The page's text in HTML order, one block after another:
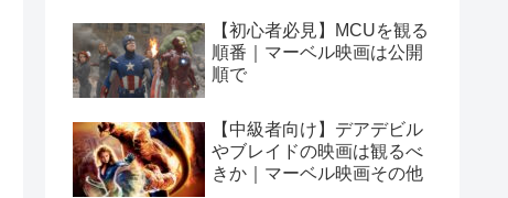
【初心者必見】MCUを観る
順番｜マーベル映画は公開
順で
【中級者向け】デアデビル
やブレイドの映画は観るべ
きか｜マーベル映画その他